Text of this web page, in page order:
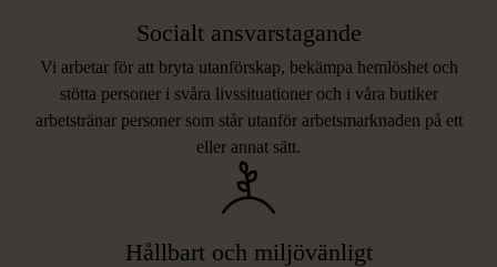
Socialt ansvarstagande
Vi arbetar för att bryta utanförskap, bekämpa hemlöshet och
stötta personer i svåra livssituationer och i våra butiker
arbetstränar personer som står utanför arbetsmarknaden på ett
eller annat sätt.
Hållbart och miljövänligt